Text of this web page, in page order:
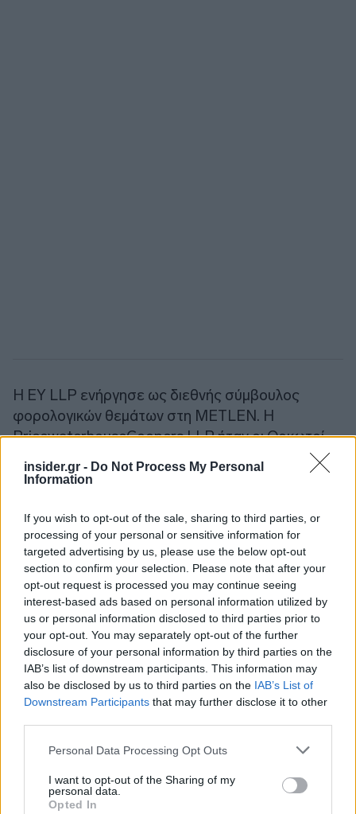
insider.gr - Do Not Process My Personal
Information
If you wish to opt-out of the sale, sharing to third parties, or
processing of your personal or sensitive information for
targeted advertising by us, please use the below opt-out
section to confirm your selection. Please note that after your
opt-out request is processed you may continue seeing
interest-based ads based on personal information utilized by
us or personal information disclosed to third parties prior to
your opt-out. You may separately opt-out of the further
disclosure of your personal information by third parties on the
IAB’s list of downstream participants. This information may
also be disclosed by us to third parties on the IAB’s List of
Downstream Participants that may further disclose it to other
Please note that this website/app uses one or more Google
not limited to your visit or usage behaviour. You may click to
grant or deny consent to Google and its third-party tags to
Personal Data Processing Opt Outs
I want to opt-out of the Sharing of my
personal data.
Opted In
Η EY LLP ενήργησε ως διεθνής σύμβουλος
φορολογικών θεμάτων στη METLEN. Η
PricewaterhouseCoopers LLP ήταν οι Ορκωτοί
Ελεγκτές της METLEN σε σχέση με την
εισαγωγή.
Νωρίτερα, σε ανάρτησή του στο LinkedIn, ο ο κ.
Μυτιληναίος σημείωσε ότι «είναι μεγάλη μέρα για
εμένα καθώς χτυπώ το καμπανάκι για την έναρξη
συναλλαγών των μετοχών της Metlen Energy &
Metals στο χρηματιστήριο του Λονδίνου. Εάν οι
φίλοι και οι ακόλουθοι είναι διαθέσιμοι στις 9:58,
είστε προσκεκλημένοι σε αυτό το μοναδικό
γεγονός».
Ντεμπούτο στα 47,16 ευρώ ανά
μετοχή
Σε συνέχεια της από 29 Ιουλίου 2025
ανακοίνωσης της Metlen PLC αναφορικά με την